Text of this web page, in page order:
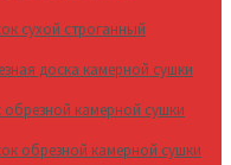
сухой строганный
доска камерной сушки
обрезной камерной сушки
обрезной камерной сушки